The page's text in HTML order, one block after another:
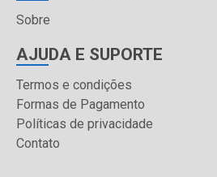
Sobre
AJUDA E SUPORTE
Termos e condições
Formas de Pagamento
Políticas de privacidade
Contato